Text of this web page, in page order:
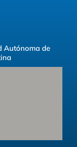
Autónoma de